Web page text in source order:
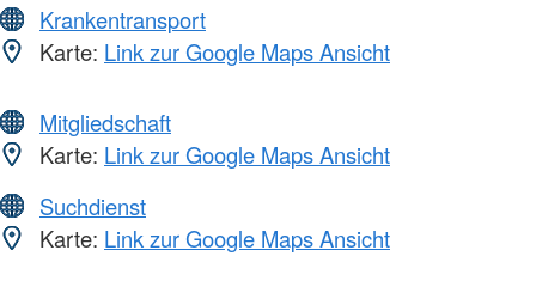
Krankentransport
Karte: Link zur Google Maps Ansicht
Mitgliedschaft
Karte: Link zur Google Maps Ansicht
Suchdienst
Karte: Link zur Google Maps Ansicht